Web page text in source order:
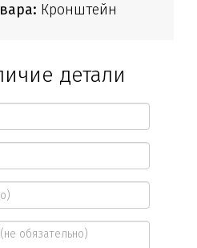
Кронштейн
детали